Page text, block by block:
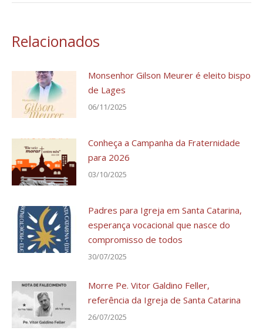
Relacionados
Monsenhor Gilson Meurer é eleito bispo
de Lages
06/11/2025
Conheça a Campanha da Fraternidade
para 2026
03/10/2025
Padres para Igreja em Santa Catarina,
esperança vocacional que nasce do
compromisso de todos
30/07/2025
Morre Pe. Vitor Galdino Feller,
referência da Igreja de Santa Catarina
26/07/2025